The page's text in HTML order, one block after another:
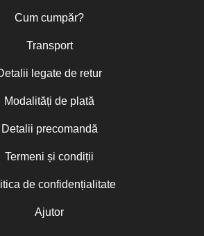
Cum cumpăr?
Transport
legate de retur
Modalități de plată
Detalii precomandă
Termeni și condiții
de confidențialitate
Ajutor